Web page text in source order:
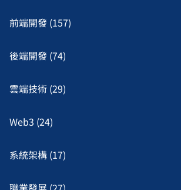
前端開發 (157)
後端開發 (74)
雲端技術 (29)
Web3 (24)
系統架構 (17)